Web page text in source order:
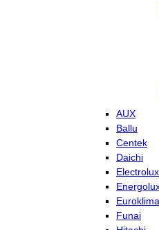
AUX
Ballu
Centek
Daichi
Electrolux
Funai